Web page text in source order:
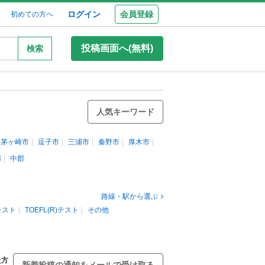
初めての方へ ログイン 会員登録
検索 投稿画面へ(無料)
人気キーワード
茅ヶ崎市 逗子市 三浦市 秦野市
厚木市
中郡
路線・駅から選ぶ
ト
TOEFL(R)テスト その他